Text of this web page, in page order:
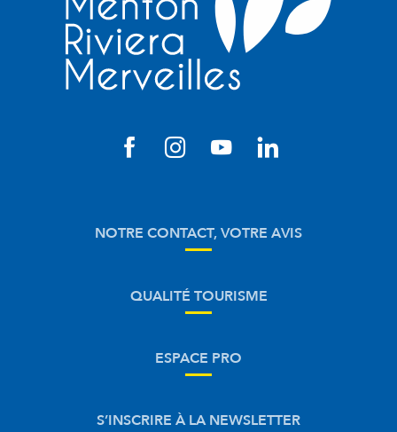
NOTRE CONTACT, VOTRE AVIS
QUALITÉ TOURISME
ESPACE PRO
S’INSCRIRE À LA NEWSLETTER